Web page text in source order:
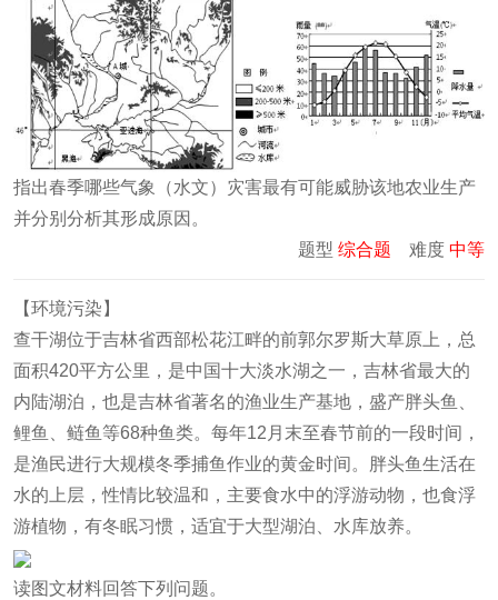
指出春季哪些气象（水文）灾害最有可能威胁该地农业生产
并分别分析其形成原因。
题型 综合题 难度 中等
【环境污染】
查干湖位于吉林省西部松花江畔的前郭尔罗斯大草原上，总
面积420平方公里，是中国十大淡水湖之一，吉林省最大的
内陆湖泊，也是吉林省著名的渔业生产基地，盛产胖头鱼、
鲤鱼、鲢鱼等68种鱼类。每年12月末至春节前的一段时间，
是渔民进行大规模冬季捕鱼作业的黄金时间。胖头鱼生活在
水的上层，性情比较温和，主要食水中的浮游动物，也食浮
游植物，有冬眠习惯，适宜于大型湖泊、水库放养。
读图文材料回答下列问题。